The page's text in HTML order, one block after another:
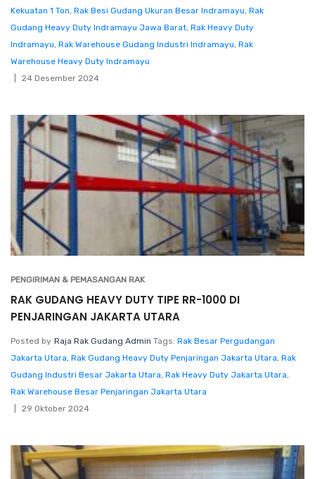
Kekuatan 1 Ton, Rak Besi Gudang Ukuran Besar Indramayu, Rak
Gudang Heavy Duty Indramayu Jawa Barat, Rak Heavy Duty
Indramayu, Rak Warehouse Gudang Industri Indramayu, Rak
Warehouse Heavy Duty Indramayu
24 Desember 2024
PENGIRIMAN & PEMASANGAN RAK
RAK GUDANG HEAVY DUTY TIPE RR-1000 DI
PENJARINGAN JAKARTA UTARA
Posted by Raja Rak Gudang Admin Tags: Rak Besar Pergudangan
Jakarta Utara, Rak Gudang Heavy Duty Penjaringan Jakarta Utara, Rak
Gudang Industri Besar Jakarta Utara, Rak Heavy Duty Jakarta Utara,
Rak Warehouse Besar Penjaringan Jakarta Utara
29 Oktober 2024